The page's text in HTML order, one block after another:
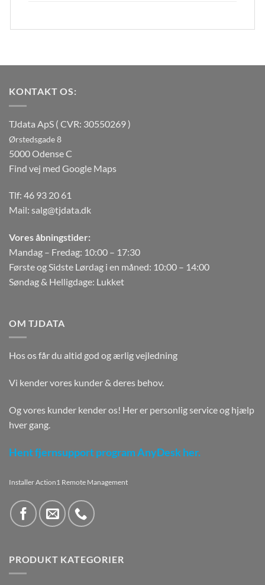
KONTAKT OS:
TJdata ApS ( CVR: 30550269 )
Ørstedsgade 8
5000 Odense C
Find vej med Google Maps
Tlf: 46 93 20 61
Mail: salg@tjdata.dk
Vores åbningstider:
Mandag – Fredag: 10:00 – 17:30
Første og Sidste Lørdag i en måned: 10:00 – 14:00
Søndag & Helligdage: Lukket
OM TJDATA
Hos os får du altid god og ærlig vejledning
Vi kender vores kunder & deres behov.
Og vores kunder kender os! Her er personlig service og hjælp
hver gang.
Hent fjernsupport program AnyDesk her.
Installer Action1 Remote Management
PRODUKT KATEGORIER